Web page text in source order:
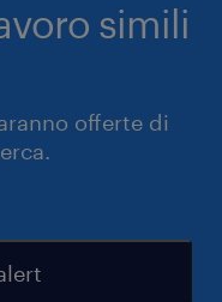
simili
offerte di